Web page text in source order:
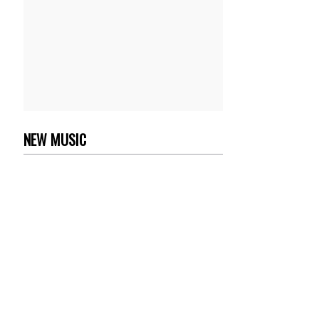
NEW MUSIC